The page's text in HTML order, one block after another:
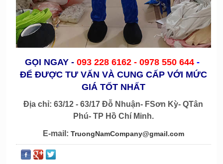
GỌI NGAY - 093 228 6162 - 0978 550 644-
ĐỂ ĐƯỢC TƯ VẤN VÀ CUNG CẤP VỚI MỨC
GIÁ TỐT NHẤT
Địa chỉ: 63/12 - 63/17 Đỗ Nhuận- FSơn Kỳ- QTân
Phú- TP Hồ Chí Minh.
E-mail: TruongNamCompany@gmail.com